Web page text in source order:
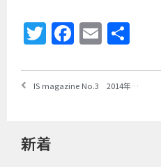
Twitter
Facebook
Email
IS magazine No.3 2014年4月
新着